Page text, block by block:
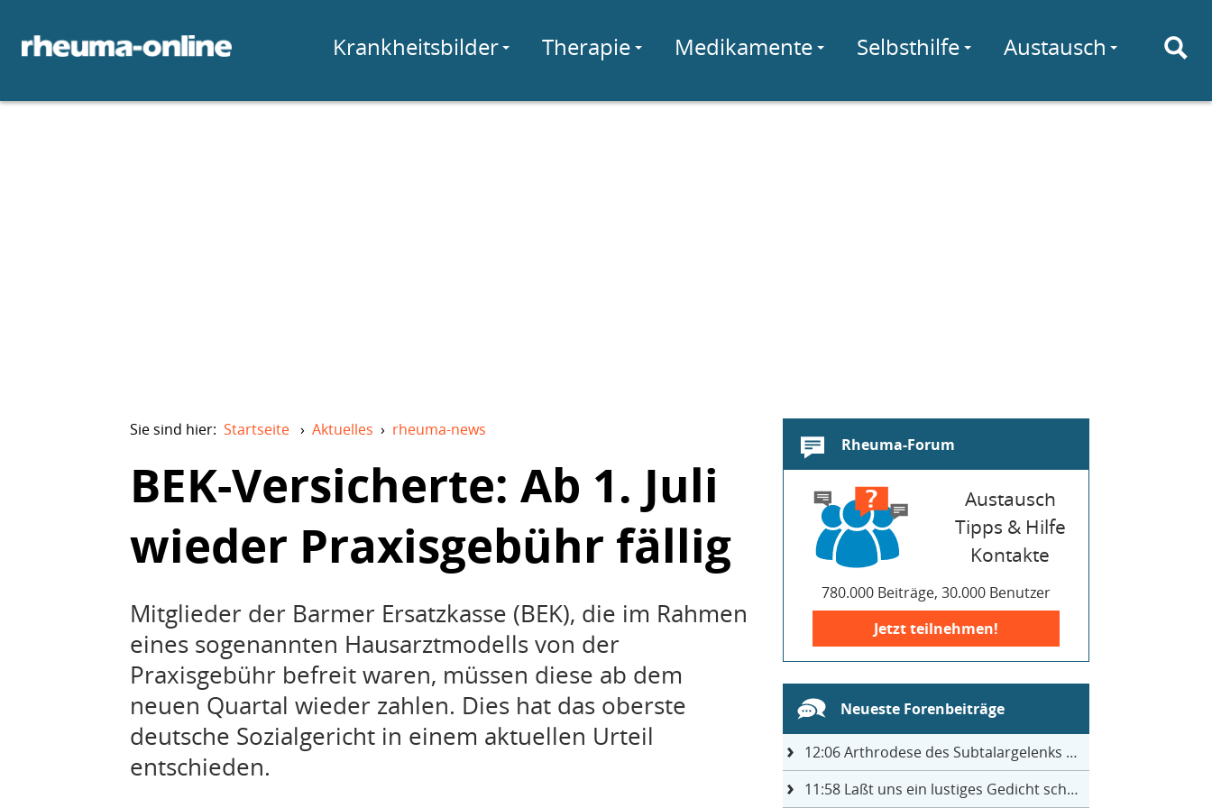
Krankheitsbilder Therapie Medikamente Selbsthilfe Austausch
Sie sind hier: Startseite › Aktuelles › rheuma-news
BEK-Versicherte: Ab 1. Juli
wieder Praxisgebühr fällig
Mitglieder der Barmer Ersatzkasse (BEK), die im Rahmen
eines sogenannten Hausarztmodells von der
Praxisgebühr befreit waren, müssen diese ab dem
neuen Quartal wieder zahlen. Dies hat das oberste
deutsche Sozialgericht in einem aktuellen Urteil
entschieden.
Rheuma-Forum
Austausch
Tipps & Hilfe
Kontakte
780.000 Beiträge, 30.000 Benutzer
Jetzt teilnehmen!
Neueste Forenbeiträge
12:06Arthrodese des Subtalargelenks mit 27
11:58Laßt uns ein lustiges Gedicht schreiben- jeder einen Satz